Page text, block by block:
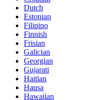
Dutch
Estonian
Filipino
Finnish
Frisian
Galician
Georgian
Gujarati
Haitian
Hausa
Hawaiian